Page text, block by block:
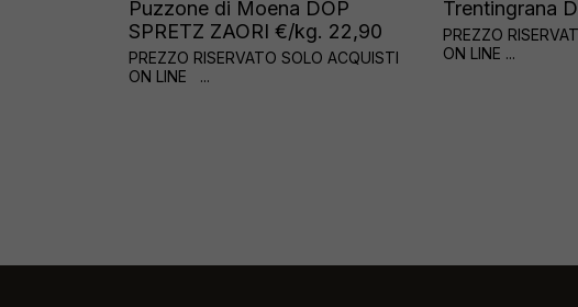
di Moena DOP
ZAORI €/kg. 22,90
RISERVATO SOLO ACQUISTI
Trentingrana DOP €/kg.18,70
PREZZO RISERVATO SOLO ACQUISTI
ON LINE ...